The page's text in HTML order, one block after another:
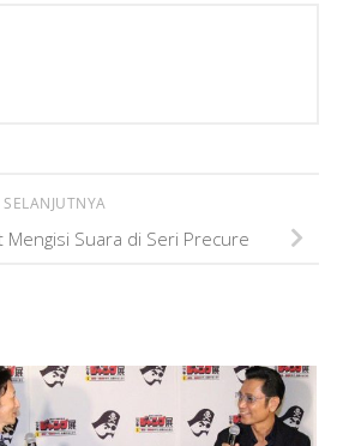
SELANJUTNYA
Mengisi Suara di Seri Precure